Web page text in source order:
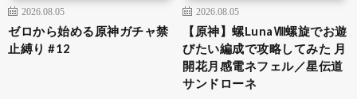
2026.08.05
ゼロから始める原神ガチャ禁
止縛り #12
2026.08.05
【原神】螺LunaⅧ螺旋でお遊
びたい編成で攻略してみた 月
開花月感電ネフェル／星伝道
サンドローネ